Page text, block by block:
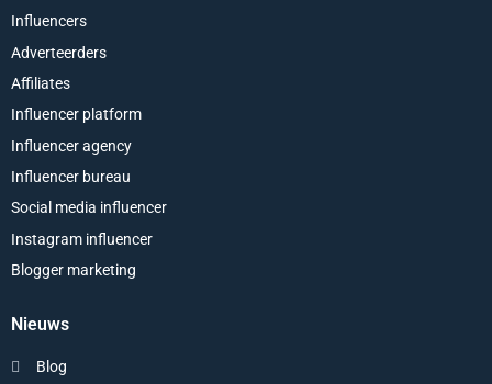
Influencers
Adverteerders
Affiliates
Influencer platform
Influencer agency
Influencer bureau
Social media influencer
Instagram influencer
Blogger marketing
Nieuws
Blog